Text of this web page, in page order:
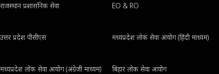
राजस्थान प्रशासनिक सेवा EO & RO
उत्तर प्रदेश पीसीएस मध्यप्रदेश लोक सेवा आयोग (हिंदी माध्यम)
मध्यप्रदेश लोक सेवा आयोग (अंग्रेजी माध्यम) बिहार लोक सेवा आयोग